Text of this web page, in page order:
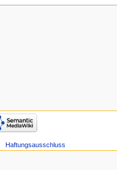
Haftungsausschluss